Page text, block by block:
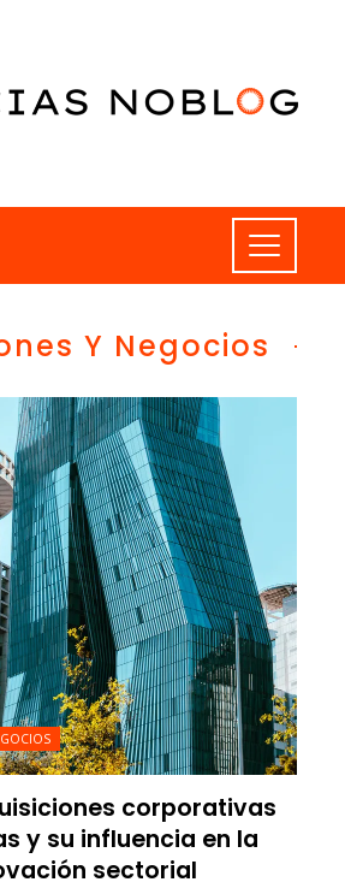
Y Negocios
corporativas
y su influencia en la
sectorial